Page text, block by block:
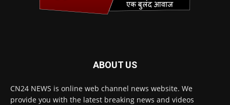
ABOUT US
CN24 NEWS is online web channel news website. We
provide you with the latest breaking news and videos